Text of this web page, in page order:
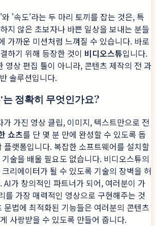
'속도'라는 두 마리 토끼를 잡는 것은, 특
지 않은 초보자나 바쁜 일상을 보내는 분들
가까운 미션처럼 느껴질 수 있습니다. 바로
하기 위해 등장한 것이 비디오스튜입니다.
영상 편집 툴이 아니라, 콘텐츠 제작의 전 과
솔루션입니다.
정확히 무엇인가요?
가 가진 영상 클립, 이미지, 텍스트만으로 전
쇼츠를 단 몇 분 만에 완성할 수 있도록 돕
플랫폼입니다. 복잡한 소프트웨어를 설치할
술을 배울 필요도 없습니다. 비디오스튜의
리에이터가 될 수 있도록 기술의 장벽을 허
AI가 창의적인 파트너가 되어, 여러분이 가
를 가장 매력적인 영상으로 구현해주는 것
문법에 최적화된 기능들은 여러분의 콘텐츠
사랑받을 수 있도록 만들어 줍니다.